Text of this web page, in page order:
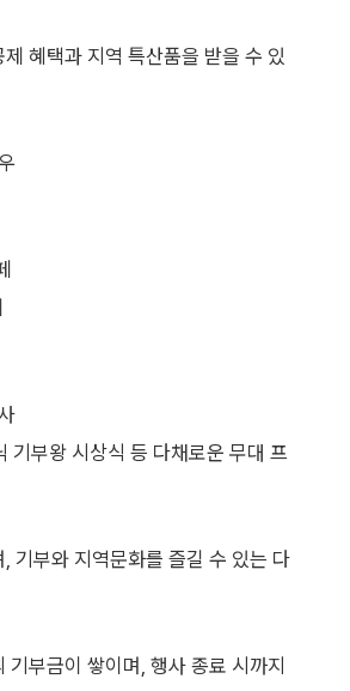
혜택과 지역 특산품을 받을 수 있
부왕 시상식 등 다채로운 무대 프
기부와 지역문화를 즐길 수 있는 다
부금이 쌓이며, 행사 종료 시까지